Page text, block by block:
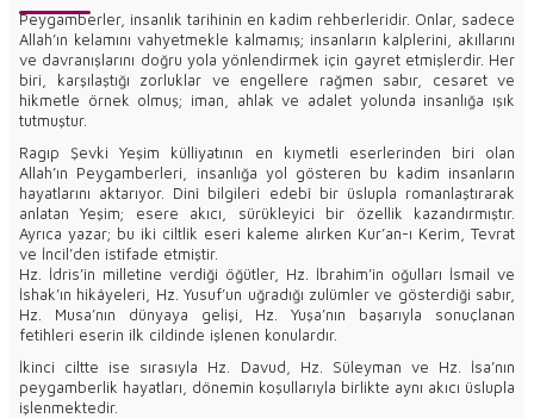
Peygamberler, insanlık tarihinin en kadim rehberleridir. Onlar, sadece
Allah’ın kelamını vahyetmekle kalmamış; insanların kalplerini, akıllarını
ve davranışlarını doğru yola yönlendirmek için gayret etmişlerdir. Her
biri, karşılaştığı zorluklar ve engellere rağmen sabır, cesaret ve
hikmetle örnek olmuş; iman, ahlak ve adalet yolunda insanlığa ışık
tutmuştur.
Ragıp Şevki Yeşim külliyatının en kıymetli eserlerinden biri olan
Allah’ın Peygamberleri, insanlığa yol gösteren bu kadim insanların
hayatlarını aktarıyor. Dinî bilgileri edebî bir üslupla romanlaştırarak
anlatan Yeşim; esere akıcı, sürükleyici bir özellik kazandırmıştır.
Ayrıca yazar; bu iki ciltlik eseri kaleme alırken Kur’an-ı Kerim, Tevrat
ve İncil’den istifade etmiştir.
Hz. İdris’in milletine verdiği öğütler, Hz. İbrahim’in oğulları İsmail ve
İshak’ın hikâyeleri, Hz. Yusuf’un uğradığı zulümler ve gösterdiği sabır,
Hz. Musa’nın dünyaya gelişi, Hz. Yuşa’nın başarıyla sonuçlanan
fetihleri eserin ilk cildinde işlenen konulardır.
İkinci ciltte ise sırasıyla Hz. Davud, Hz. Süleyman ve Hz. İsa’nın
peygamberlik hayatları, dönemin koşullarıyla birlikte aynı akıcı üslupla
işlenmektedir.